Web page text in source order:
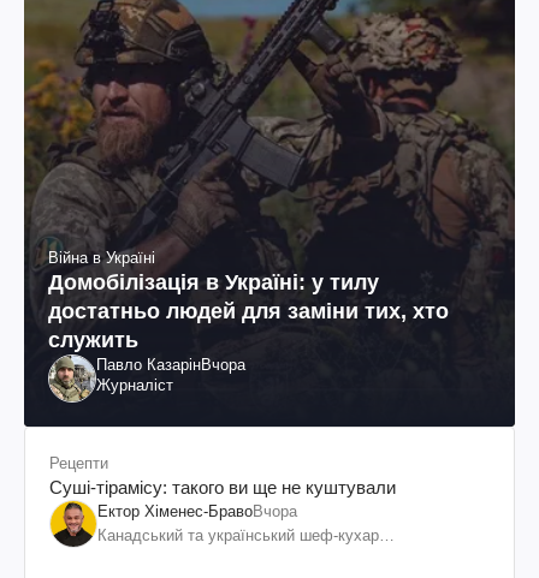
Війна в Україні
Домобілізація в Україні: у тилу
достатньо людей для заміни тих, хто
служить
Павло КазарінВчора
Журналіст
Рецепти
Суші-тірамісу: такого ви ще не куштували
Ектор Хіменес-БравоВчора
Канадський та український шеф-кухар